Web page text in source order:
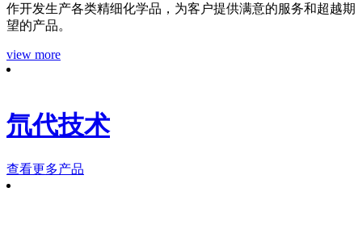
作开发生产各类精细化学品，为客户提供满意的服务和超越期
望的产品。
view more
氘代技术
查看更多产品